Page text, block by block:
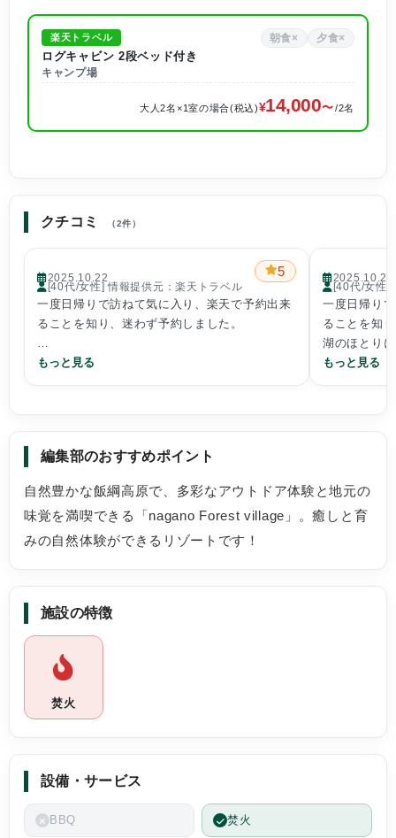
楽天トラベル 朝食× 夕食×
ログキャビン 2段ベッド付き
キャンプ場
大人2名×1室の場合(税込) 14,000 /2名
クチコミ （2件）
2025.10.22 5
[40代/女性] 情報提供元：楽天トラベル
一度日帰りで訪ねて気に入り、楽天で予約出来
ることを知り、迷わず予約しました。
湖のほとりにある森の中のとっても雰囲気が良
売店で新鮮な野菜や果物、地元ならではの飲み
レストランも美味しいです。
どもがたのしめます。
たですし、10月上旬で外は肌寒かったのです
台車も借りれて荷物運びもしやすく、様々快適
もっと見る
2025.10.22
[40代/女性]
一度日帰り
ることを知
湖のほとり
く、綺麗な
どもがたの
もっと見る
編集部のおすすめポイント
自然豊かな飯綱高原で、多彩なアウトドア体験と地元の
味覚を満喫できる「nagano Forest village」。癒しと育
みの自然体験ができるリゾートです！
施設の特徴
焚火
設備・サービス
BBQ 焚火